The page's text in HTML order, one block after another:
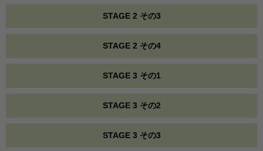
STAGE 2 その3
STAGE 2 その4
STAGE 3 その1
STAGE 3 その2
STAGE 3 その3